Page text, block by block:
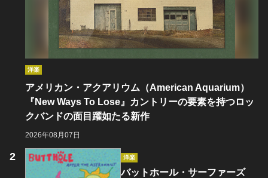
洋楽
アメリカン・アクアリウム（American Aquarium）
『New Ways To Lose』カントリーの要素を持つロッ
クバンドの面目躍如たる新作
2026年08月07日
洋楽
バットホール・サーファーズ